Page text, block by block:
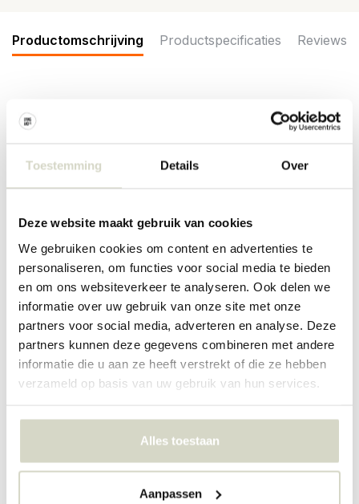
Toestemming Details Over
Deze website maakt gebruik van cookies
We gebruiken cookies om content en advertenties te
personaliseren, om functies voor social media te bieden
en om ons websiteverkeer te analyseren. Ook delen we
informatie over uw gebruik van onze site met onze
partners voor social media, adverteren en analyse. Deze
partners kunnen deze gegevens combineren met andere
informatie die u aan ze heeft verstrekt of die ze hebben
verzameld op basis van uw gebruik van hun services.
Alles toestaan
Aanpassen
Productomschrijving Productspecificaties Reviews
kandelaar. De lichtheid van de gaten en de ruwe look van de klei
Overige: door het gebruikte materiaal kunnen er per item
verschillen zijn in afwerking, kleur en afmeting.
PRODUCTSPECIFICATIES
Artikelnummer 203841141
SKU 203841141
EAN 5707644867444